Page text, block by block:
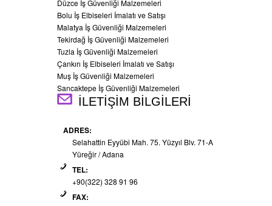
Düzce İş Güvenliği Malzemeleri
Bolu İş Elbiseleri İmalatı ve Satışı
Malatya İş Güvenliği Malzemeleri
Tekirdağ İş Güvenliği Malzemeleri
Tuzla İş Güvenliği Malzemeleri
Çankırı İş Elbiseleri İmalatı ve Satışı
Muş İş Güvenliği Malzemeleri
Sancaktepe İş Güvenliği Malzemeleri
İLETİŞİM BİLGİLERİ
ADRES:
Selahattin Eyyübi Mah. 75. Yüzyıl Blv. 71-A
Yüreğir / Adana
TEL:
+90(322) 328 91 96
FAX: